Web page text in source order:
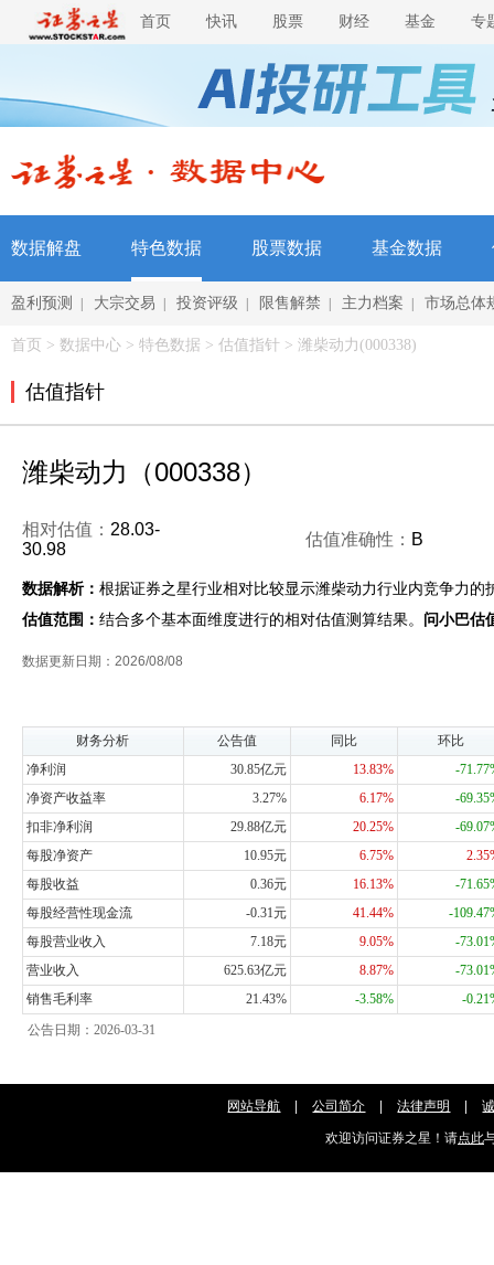
首页 快讯 股票 财经 基金 专
数据解盘 特色数据 股票数据 基金数据
盈利预测 大宗交易 投资评级 限售解禁 主力档案 市场总体
首页 > 数据中心 > 特色数据 > 估值指针 > 潍柴动力(000338)
估值指针
潍柴动力（000338）
相对估值： 28.03-
30.98
估值准确性： B
数据解析： 根据证券之星行业相对比较显示潍柴动力行业内竞争力
估值范围： 结合多个基本面维度进行的相对估值测算结果。 问小巴估
数据更新日期：2026/08/08
财务分析 公告值 同比
环比
净利润
30.85亿元 13.83%
-
净资产收益率
3.27% 6.17%
-
扣非净利润
29.88亿元 20.25%
-
每股净资产
10.95元 6.75%
每股收益
0.36元 16.13%
-
每股经营性现金流
-0.31元 41.44%
-
每股营业收入
7.18元 9.05%
-
营业收入
625.63亿元 8.87%
-
销售毛利率
21.43% -3.58%
-
公告日期：2026-03-31
网站导航 公司简介 法律声明
欢迎访问证券之星！请点此